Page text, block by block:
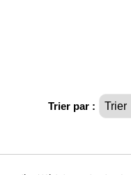
Trier par :